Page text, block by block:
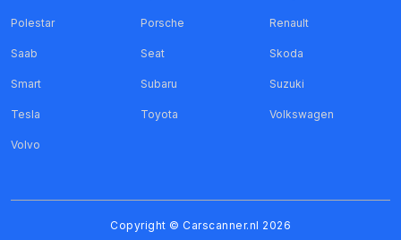
Polestar Porsche Renault
Saab Seat Skoda
Smart Subaru Suzuki
Tesla Toyota Volkswagen
Volvo
Copyright © Carscanner.nl 2026